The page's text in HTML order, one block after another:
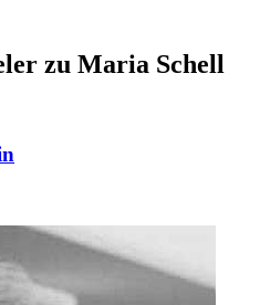
zu Maria Schell